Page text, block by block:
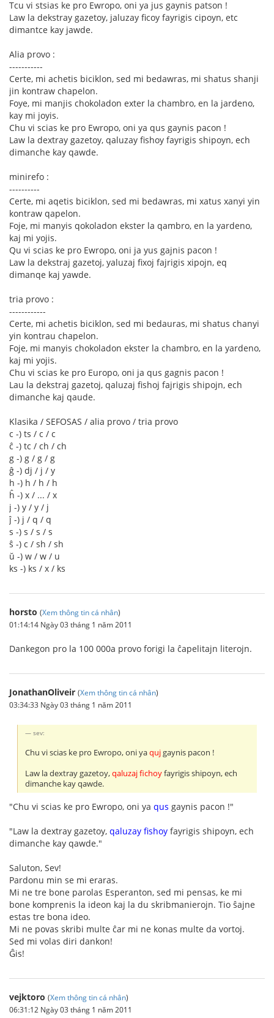
Tcu vi stsias ke pro Ewropo, oni ya jus gaynis patson !
Law la dekstray gazetoy, jaluzay ficoy fayrigis cipoyn, etc
dimantce kay jawde.
Alia provo :
-----------
Certe, mi achetis biciklon, sed mi bedawras, mi shatus shanji
jin kontraw chapelon.
Foye, mi manjis chokoladon exter la chambro, en la jardeno,
kay mi joyis.
Chu vi scias ke pro Ewropo, oni ya qus gaynis pacon !
Law la dextray gazetoy, qaluzay fishoy fayrigis shipoyn, ech
dimanche kay qawde.
minirefo :
----------
Certe, mi aqetis biciklon, sed mi bedawras, mi xatus xanyi yin
kontraw qapelon.
Foje, mi manyis qokoladon ekster la qambro, en la yardeno,
kaj mi yojis.
Qu vi scias ke pro Ewropo, oni ja yus gajnis pacon !
Law la dekstraj gazetoj, yaluzaj fixoj fajrigis xipojn, eq
dimanqe kaj yawde.
tria provo :
------------
Certe, mi achetis biciklon, sed mi bedauras, mi shatus chanyi
yin kontrau chapelon.
Foje, mi manyis chokoladon ekster la chambro, en la yardeno,
kaj mi yojis.
Chu vi scias ke pro Europo, oni ja qus gagnis pacon !
Lau la dekstraj gazetoj, qaluzaj fishoj fajrigis shipojn, ech
dimanche kaj qaude.
Klasika / SEFOSAS / alia provo / tria provo
c -) ts / c / c
ĉ -) tc / ch / ch
g -) g / g / g
ĝ -) dj / j / y
h -) h / h / h
ĥ -) x / ... / x
j -) y / y / j
ĵ -) j / q / q
s -) s / s / s
ŝ -) c / sh / sh
ŭ -) w / w / u
ks -) ks / x / ks
horsto (Xem thông tin cá nhân)
01:14:14 Ngày 03 tháng 1 năm 2011
Dankegon pro la 100 000a provo forigi la ĉapelitajn literojn.
JonathanOliveir (Xem thông tin cá nhân)
03:34:33 Ngày 03 tháng 1 năm 2011
sev:
Chu vi scias ke pro Ewropo, oni yaqujgaynis pacon !
Law la dextray gazetoy,qaluzaj fichoyfayrigis shipoyn, ech
dimanche kay qawde.
"Chu vi scias ke pro Ewropo, oni ya qus gaynis pacon !"
"Law la dextray gazetoy, qaluzay fishoy fayrigis shipoyn, ech
dimanche kay qawde."
Saluton, Sev!
Pardonu min se mi eraras.
Mi ne tre bone parolas Esperanton, sed mi pensas, ke mi
bone komprenis la ideon kaj la du skribmanierojn. Tio ŝajne
estas tre bona ideo.
Mi ne povas skribi multe ĉar mi ne konas multe da vortoj.
Sed mi volas diri dankon!
Ĝis!
vejktoro (Xem thông tin cá nhân)
06:31:12 Ngày 03 tháng 1 năm 2011